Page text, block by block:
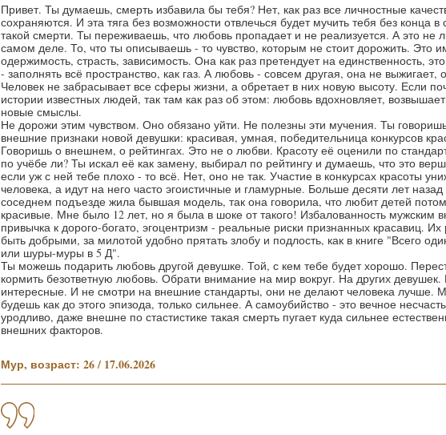
Привет. Ты думаешь, смерть избавила бы тебя? Нет, как раз все личностные
сохраняются. И эта тяга без возможности отвлечься будет мучить тебя без конца в
такой смерти. Ты переживаешь, что любовь пропадает и не реализуется. А это не
самом деле. То, что ты описываешь - то чувство, которым не стоит дорожить. Это
одержимость, страсть, зависимость. Она как раз претендует на единственность,
- заполнять всё пространство, как газ. А любовь - совсем другая, она не выжигает,
Человек не забрасывает все сферы жизни, а обретает в них новую высоту. Если
истории известных людей, так там как раз об этом: любовь вдохновляет,
новые смыслы.
Не дорожи этим чувством. Оно обязано уйти. Не полезны эти мучения. Ты
внешние признаки новой девушки: красивая, умная, победительница конкурсов
Говоришь о внешнем, о рейтингах. Это не о любви. Красоту её оценили по
по учёбе ли? Ты искал её как замену, выбирал по рейтингу и думаешь, что это
если уж с ней тебе плохо - то всё. Нет, оно не так. Участие в конкурсах красоты
человека, а идут на него часто эгоистичные и гламурные. Больше десяти лет
соседнем подъезде жила бывшая модель, так она говорила, что любит детей
красивые. Мне было 12 лет, но я была в шоке от такого! Избалованность мужским
привычка к дорого-богато, эгоцентризм - реальные риски признанных красавиц. Их
быть добрыми, за милотой удобно прятать злобу и подлость, как в книге "Всего
или шуры-муры в 5 Д".
Ты можешь подарить любовь другой девушке. Той, с кем тебе будет хорошо.
кормить безответную любовь. Обрати внимание на мир вокруг. На других девушек.
интересные. И не смотри на внешние стандарты, они не делают человека лучше.
будешь как до этого эпизода, только сильнее. А самоубийство - это вечное
уродливо, даже внешне по стастистике такая смерть пугает куда сильнее
внешних факторов.
Мур, возраст: 26 / 17.06.2026